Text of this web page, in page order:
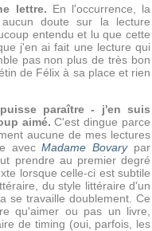
lettre. En l'occurrence, la
doute sur la lecture
entendu et lu que cette
j'en ai fait une lecture qui
pas non plus de très bon
de Félix à sa place et rien
paraître - j'en suis
aimé. C'est dingue parce
aucune de mes lectures
avecMadame Bovarypar
prendre au premier degré
lorsque celle-ci est subtile
du style littéraire d'un
se travaille doublement. Ce
qu'aimer ou pas un livre,
de timing (oui, parfois, les